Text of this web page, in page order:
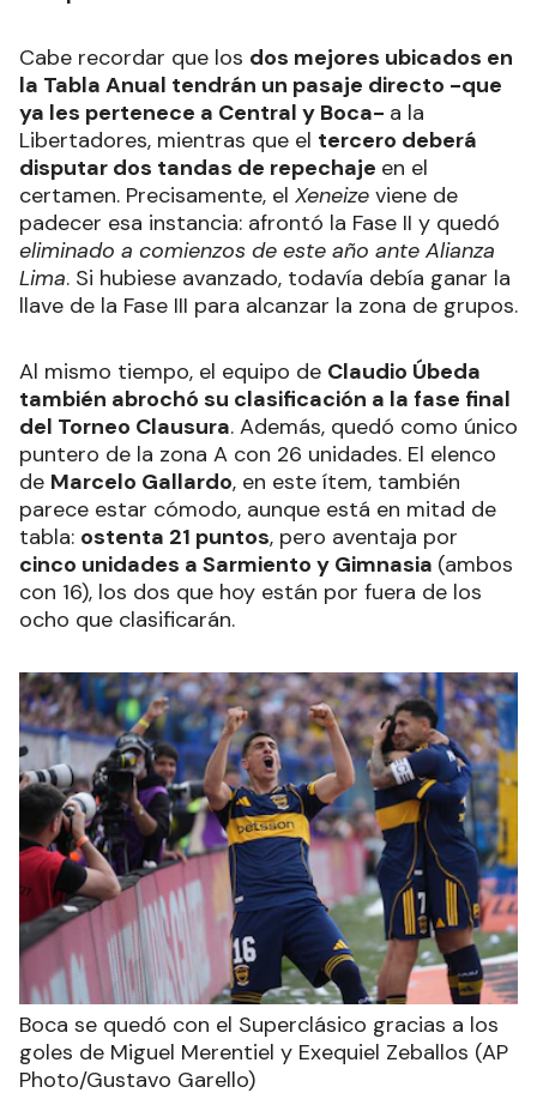
Cabe recordar que los dos mejores ubicados en
la Tabla Anual tendrán un pasaje directo -que
ya les pertenece a Central y Boca- a la
Libertadores, mientras que el tercero deberá
disputar dos tandas de repechaje en el
certamen. Precisamente, el Xeneize viene de
padecer esa instancia: afrontó la Fase II y quedó
eliminado a comienzos de este año ante Alianza
Lima. Si hubiese avanzado, todavía debía ganar la
llave de la Fase III para alcanzar la zona de grupos.
Al mismo tiempo, el equipo de Claudio Úbeda
también abrochó su clasificación a la fase final
del Torneo Clausura. Además, quedó como único
puntero de la zona A con 26 unidades. El elenco
de Marcelo Gallardo, en este ítem, también
parece estar cómodo, aunque está en mitad de
tabla: ostenta 21 puntos, pero aventaja por
cinco unidades a Sarmiento y Gimnasia (ambos
con 16), los dos que hoy están por fuera de los
ocho que clasificarán.
Boca se quedó con el Superclásico gracias a los
goles de Miguel Merentiel y Exequiel Zeballos (AP
Photo/Gustavo Garello)